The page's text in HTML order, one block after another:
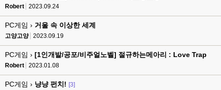
Robert 2023.09.24
PC게임 › 거울 속 이상한 세계
고양고양 2023.09.19
PC게임 › [1인개발/공포/비주얼노벨] 절규하는메아리 : Love Trap
Robert 2023.01.08
PC게임 › 냥냥 펀치! [3]